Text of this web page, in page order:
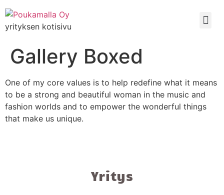
yrityksen kotisivu
Gallery Boxed
One of my core values is to help redefine what it means
to be a strong and beautiful woman in the music and
fashion worlds and to empower the wonderful things
that make us unique.
Yritys